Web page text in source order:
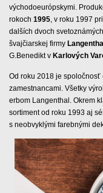
východoeurópskymi.
rokoch 1995, v roku 1997
dalších dvoch
švajčiarskej firmy Langenthal
G.Benedikt v Karlových
Od roku 2018 je
zamestnancami. Všetky
erbom Langenthal. Okrem
sortiment od roku 1993 aj
s neobvyklými farebnými